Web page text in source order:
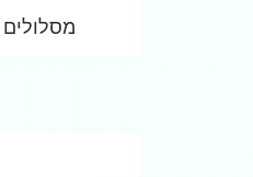
מסלולים